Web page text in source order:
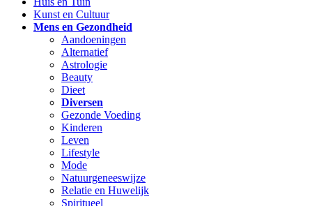
Kunst en Cultuur
Mens en Gezondheid
Aandoeningen
Alternatief
Astrologie
Beauty
Dieet
Diversen
Gezonde Voeding
Kinderen
Leven
Lifestyle
Mode
Natuurgeneeswijze
Relatie en Huwelijk
Spiritueel